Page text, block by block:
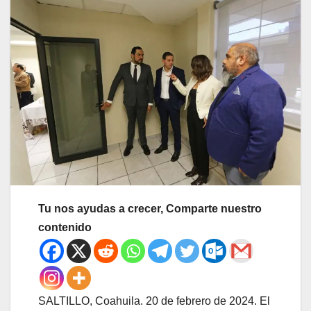
Tu nos ayudas a crecer, Comparte nuestro
contenido
SALTILLO, Coahuila. 20 de febrero de 2024. El